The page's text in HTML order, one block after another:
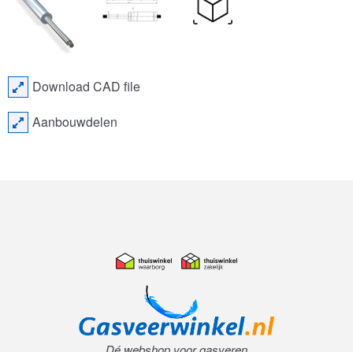
Download CAD file
Aanbouwdelen